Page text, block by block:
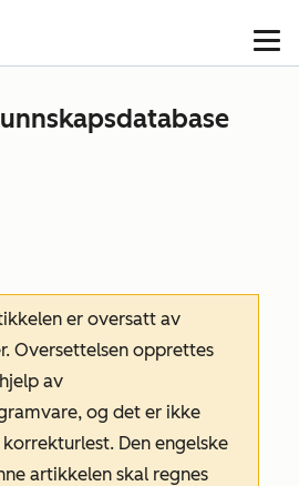
er oversatt av
Oversettelsen opprettes
av
og det er ikke
Den engelske
artikkelen skal regnes